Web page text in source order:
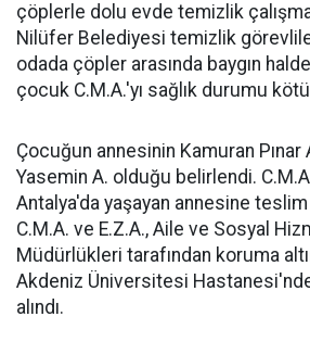
çöplerle dolu evde temizlik
Nilüfer Belediyesi temizlik
odada çöpler arasında baygın
çocuk C.M.A.'yı sağlık durumu
Çocuğun annesinin Kamuran Pınar
Yasemin A. olduğu belirlendi.
Antalya'da yaşayan annesine
C.M.A. ve E.Z.A., Aile ve Sosyal
Müdürlükleri tarafından koruma
Akdeniz Üniversitesi
alındı.